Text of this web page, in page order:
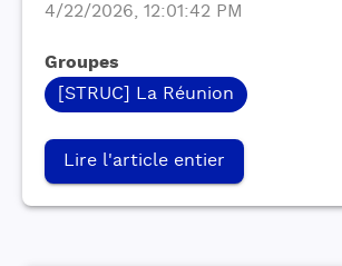
4/22/2026, 12:01:42 PM
Groupes
[STRUC] La Réunion
Lire l'article entier